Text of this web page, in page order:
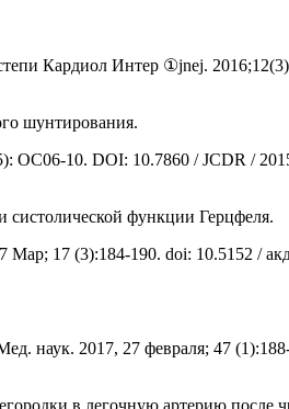
Кардиол Интер ①jnej.
шунтирования.
10. DOI: 10.7860 / JCDR /
функции Герцфеля.
17 (3):184-190. doi: 10.5152 /
2017, 27 февраля; 47
в легочную артерию после